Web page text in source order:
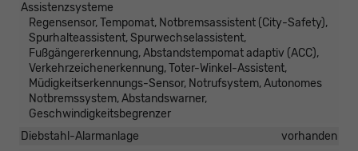
Assistenzsysteme
Regensensor, Tempomat, Notbremsassistent (City-Safety),
Spurhalteassistent, Spurwechselassistent,
Fußgängererkennung, Abstandstempomat adaptiv (ACC),
Verkehrzeichenerkennung, Toter-Winkel-Assistent,
Müdigkeitserkennungs-Sensor, Notrufsystem, Autonomes
Notbremssystem, Abstandswarner,
Geschwindigkeitsbegrenzer
Diebstahl-Alarmanlage
vorhanden